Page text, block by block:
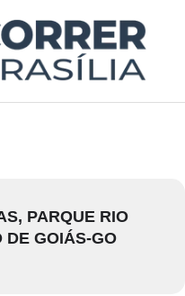
PARQUE RIO
DE GOIÁS-GO